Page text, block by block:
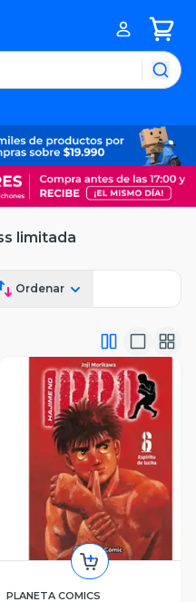
limitada
Ordenar
PLANETA COMICS